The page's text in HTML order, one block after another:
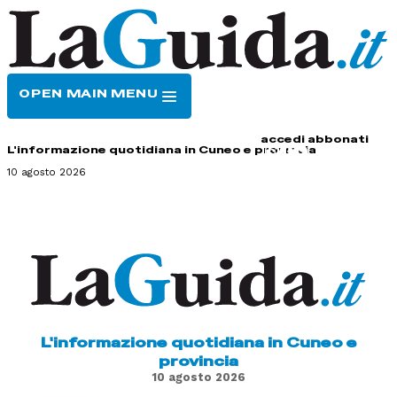
OPEN MAIN MENU
accedi abbonati
L'informazione quotidiana in Cuneo e provincia
10 agosto 2026
L'informazione quotidiana in Cuneo e
provincia
10 agosto 2026